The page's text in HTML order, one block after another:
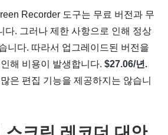
Recorder 도구는 무료 버전과 무
다. 그러나 제한 사항으로 인해 정상
니다. 따라서 업그레이드된 버전을
해 비용이 발생합니다. $27.06/년.
은 편집 기능을 제공하지는 않습니